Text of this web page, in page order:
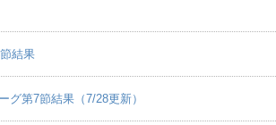
結果
第7節結果（7/28更新）